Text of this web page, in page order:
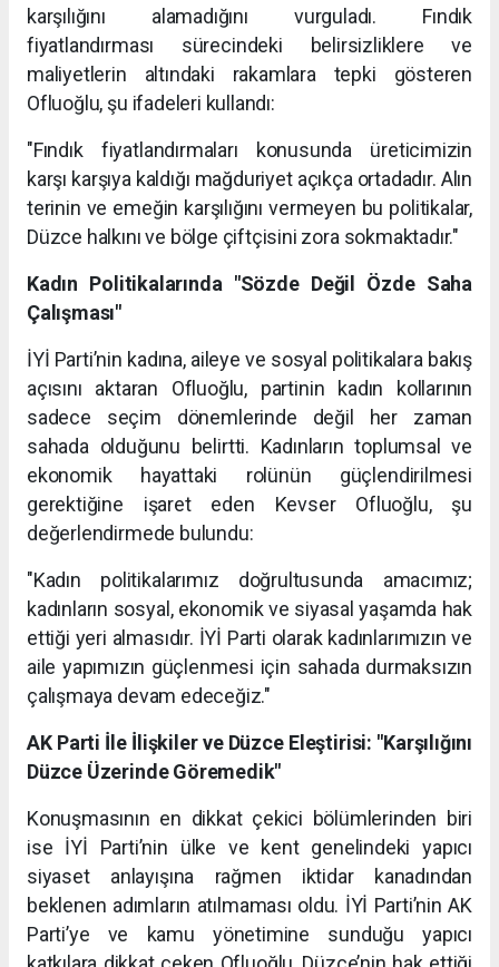
karşılığını alamadığını vurguladı. Fındık
fiyatlandırması sürecindeki belirsizliklere ve
maliyetlerin altındaki rakamlara tepki gösteren
Ofluoğlu, şu ifadeleri kullandı:
"Fındık fiyatlandırmaları konusunda üreticimizin
karşı karşıya kaldığı mağduriyet açıkça ortadadır. Alın
terinin ve emeğin karşılığını vermeyen bu politikalar,
Düzce halkını ve bölge çiftçisini zora sokmaktadır."
Kadın Politikalarında "Sözde Değil Özde Saha
Çalışması"
İYİ Parti’nin kadına, aileye ve sosyal politikalara bakış
açısını aktaran Ofluoğlu, partinin kadın kollarının
sadece seçim dönemlerinde değil her zaman
sahada olduğunu belirtti. Kadınların toplumsal ve
ekonomik hayattaki rolünün güçlendirilmesi
gerektiğine işaret eden Kevser Ofluoğlu, şu
değerlendirmede bulundu:
"Kadın politikalarımız doğrultusunda amacımız;
kadınların sosyal, ekonomik ve siyasal yaşamda hak
ettiği yeri almasıdır. İYİ Parti olarak kadınlarımızın ve
aile yapımızın güçlenmesi için sahada durmaksızın
çalışmaya devam edeceğiz."
AK Parti İle İlişkiler ve Düzce Eleştirisi: "Karşılığını
Düzce Üzerinde Göremedik"
Konuşmasının en dikkat çekici bölümlerinden biri
ise İYİ Parti’nin ülke ve kent genelindeki yapıcı
siyaset anlayışına rağmen iktidar kanadından
beklenen adımların atılmaması oldu. İYİ Parti’nin AK
Parti’ye ve kamu yönetimine sunduğu yapıcı